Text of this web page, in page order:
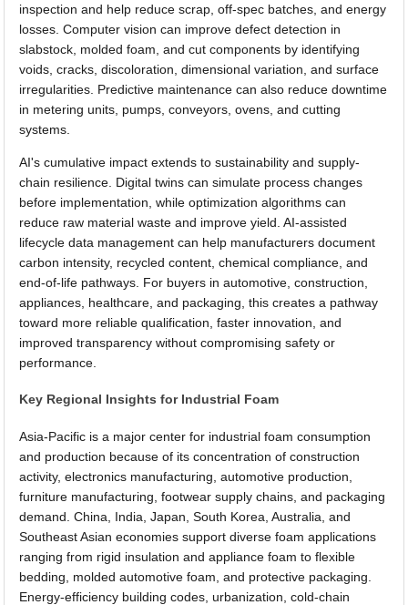
inspection and help reduce scrap, off-spec batches, and energy
losses. Computer vision can improve defect detection in
slabstock, molded foam, and cut components by identifying
voids, cracks, discoloration, dimensional variation, and surface
irregularities. Predictive maintenance can also reduce downtime
in metering units, pumps, conveyors, ovens, and cutting
systems.
AI's cumulative impact extends to sustainability and supply-
chain resilience. Digital twins can simulate process changes
before implementation, while optimization algorithms can
reduce raw material waste and improve yield. AI-assisted
lifecycle data management can help manufacturers document
carbon intensity, recycled content, chemical compliance, and
end-of-life pathways. For buyers in automotive, construction,
appliances, healthcare, and packaging, this creates a pathway
toward more reliable qualification, faster innovation, and
improved transparency without compromising safety or
performance.
Key Regional Insights for Industrial Foam
Asia-Pacific is a major center for industrial foam consumption
and production because of its concentration of construction
activity, electronics manufacturing, automotive production,
furniture manufacturing, footwear supply chains, and packaging
demand. China, India, Japan, South Korea, Australia, and
Southeast Asian economies support diverse foam applications
ranging from rigid insulation and appliance foam to flexible
bedding, molded automotive foam, and protective packaging.
Energy-efficiency building codes, urbanization, cold-chain